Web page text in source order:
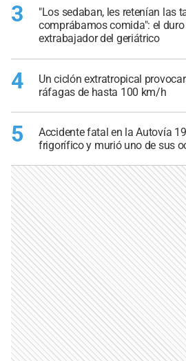
3
"Los sedaban, les retenían las
comprábamos comida": el
extrabajador del geriátrico
4
Un ciclón extratropical
ráfagas de hasta 100 km/h
5
Accidente fatal en la Autovía
frigorífico y murió uno de sus